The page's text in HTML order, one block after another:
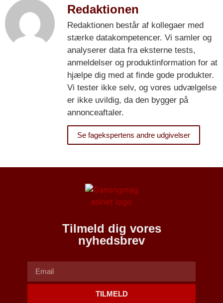
Redaktionen
Redaktionen består af kollegaer med
stærke datakompetencer. Vi samler og
analyserer data fra eksterne tests,
anmeldelser og produktinformation for at
hjælpe dig med at finde gode produkter.
Vi tester ikke selv, og vores udvælgelse
er ikke uvildig, da den bygger på
annonceaftaler.
Se fagekspertens andre udgivelser
Tilmeld dig vores
nyhedsbrev
TILMELD